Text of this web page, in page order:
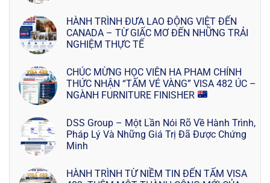
HÀNH TRÌNH ĐƯA LAO ĐỘNG VIỆT ĐẾN
CANADA – TỪ GIẤC MƠ ĐẾN NHỮNG TRẢI
NGHIỆM THỰC TẾ
CHÚC MỪNG HỌC VIÊN HA PHAM CHÍNH
THỨC NHẬN “TẤM VÉ VÀNG” VISA 482 ÚC –
NGÀNH FURNITURE FINISHER
DSS Group – Một Lần Nói Rõ Về Hành Trình,
Pháp Lý Và Những Giá Trị Đã Được Chứng
Minh
HÀNH TRÌNH TỪ NIỀM TIN ĐẾN TẤM VISA